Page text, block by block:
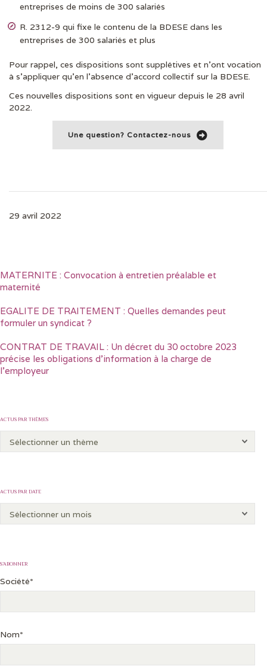
entreprises de moins de 300 salariés
R. 2312-9 qui fixe le contenu de la BDESE dans les
entreprises de 300 salariés et plus
Pour rappel, ces dispositions sont supplétives et n’ont vocation
à s’appliquer qu’en l’absence d’accord collectif sur la BDESE.
Ces nouvelles dispositions sont en vigueur depuis le 28 avril
2022.
Une question? Contactez-nous
29 avril 2022
MATERNITE : Convocation à entretien préalable et
maternité
EGALITE DE TRAITEMENT : Quelles demandes peut
formuler un syndicat ?
CONTRAT DE TRAVAIL : Un décret du 30 octobre 2023
précise les obligations d’information à la charge de
l’employeur
ACTUS PAR THÈMES
ACTUS PAR DATE
S’ABONNER
Société*
Nom*